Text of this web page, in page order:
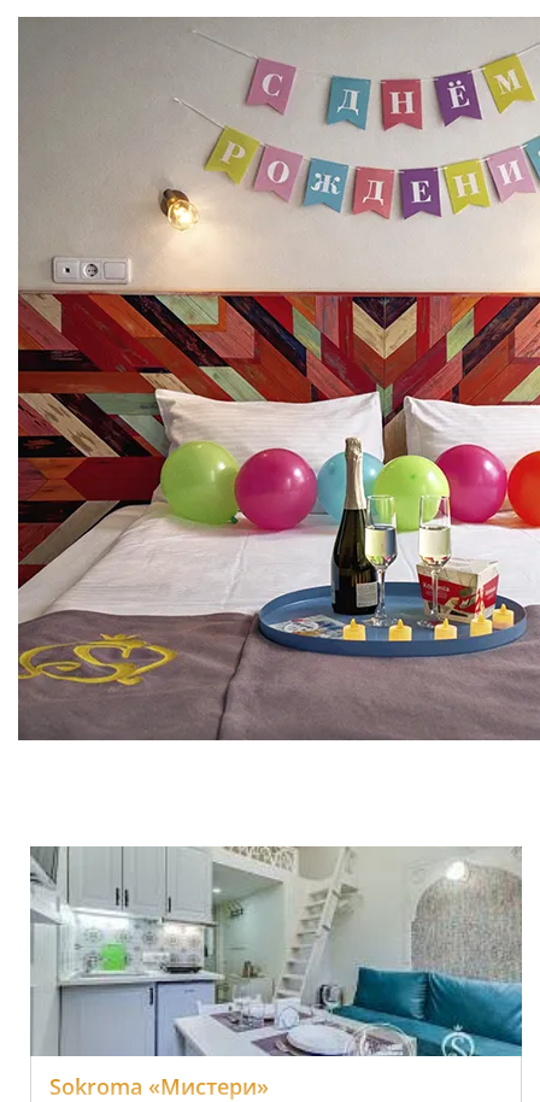
Sokroma «Мистери»